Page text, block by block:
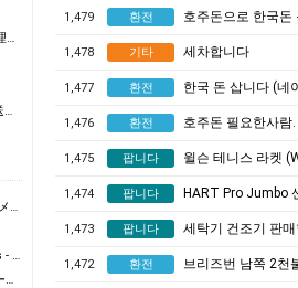
- QUT毕业证【微信：A746103619】办理昆士兰科技大学毕业证 成绩单 留信认证Queensla…
- Ubank (澳大利亚) 推荐码 9NXTQV1 送你 $30 - 2026年6月13日最新利率更新
- ​【ほぼ新品】Kodak PIXPRO FZ55 カメラ - 150ドル ​購入後、動作確認のテスト…
- Seeking Real Estate Sales Partners - Brisbane CBD
- ???????? 【豪州】Uber Eats 配達パートナー募集！100回配達で$500ボーナス獲得
1,479 환전 호주돈으로 한국돈
1,478 기타 세차합니다
1,477 환전 한국 돈 삽니다 (네
1,476 환전 호주돈 필요한사람
1,475 팝니다 윌슨 테니스 라켓
1,474 팝니다 HART Pro Jumbo
1,473 팝니다 세탁기 건조기 판
1,472 환전 브리즈번 남쪽 2천